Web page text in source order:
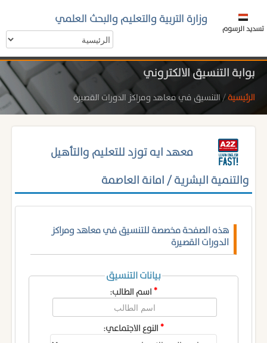
تسديد الرسوم
وزارة التربية والتعليم والبحث العلمي
بوابة التنسيق الالكتروني
الرئيسية/التنسيق في معاهد ومراكز الدورات القصيرة
معهد ايه توزد للتعليم والتأهيل
والتنمية البشرية / امانة العاصمة
هذه الصفحة مخصصة للتنسيق في معاهد ومراكز
الدورات القصيرة
بيانات التنسيق
* اسم الطالب:
* النوع الاجتماعي: